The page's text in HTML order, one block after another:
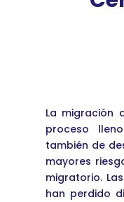
La migración
proceso
también de
mayores
migratorio.
han perdido